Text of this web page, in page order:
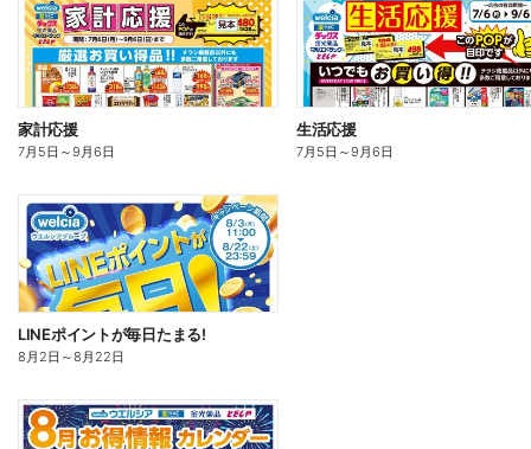
家計応援
7月5日 ～9月6日
生活応援
7月5日 ～9月6日
LINEポイントが毎日たまる!
8月2日 ～8月22日